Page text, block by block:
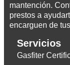
mantención.
prestos a
encarguen de
Servicios
Gasfiter